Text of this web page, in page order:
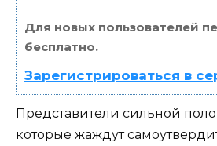
Для новых пользователей
бесплатно.
Зарегистрироваться в
Представители сильной
которые жаждут